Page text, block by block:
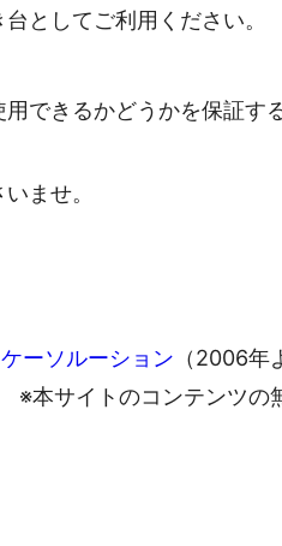
としてご利用ください。
できるかどうかを保証す
ませ。
ケーソルーション （2006年
※本サイトのコンテンツの